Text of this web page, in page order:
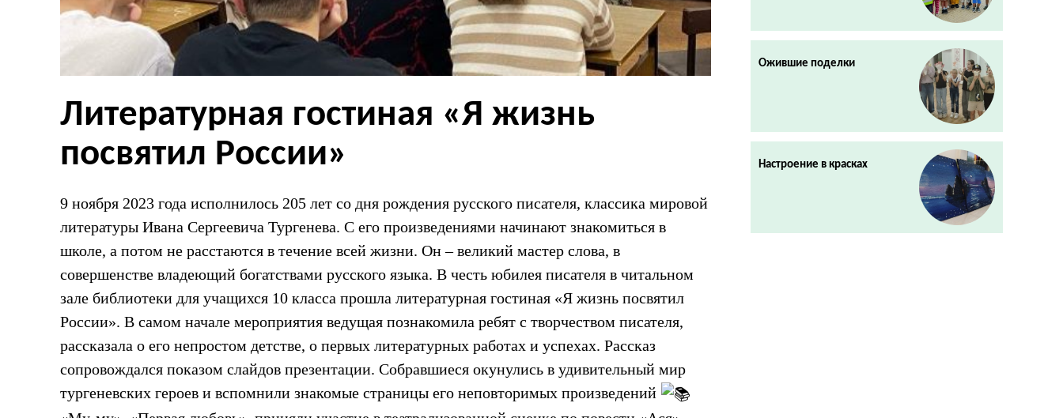
Литературная гостиная «Я жизнь
посвятил России»
9 ноября 2023 года исполнилось 205 лет со дня рождения русского писателя, классика мировой
литературы Ивана Сергеевича Тургенева. С его произведениями начинают знакомиться в
школе, а потом не расстаются в течение всей жизни. Он – великий мастер слова, в
совершенстве владеющий богатствами русского языка. В честь юбилея писателя в читальном
зале библиотеки для учащихся 10 класса прошла литературная гостиная «Я жизнь посвятил
России». В самом начале мероприятия ведущая познакомила ребят с творчеством писателя,
рассказала о его непростом детстве, о первых литературных работах и успехах. Рассказ
сопровождался показом слайдов презентации. Собравшиеся окунулись в удивительный мир
тургеневских героев и вспомнили знакомые страницы его неповторимых произведений
Ожившие поделки
Настроение в красках